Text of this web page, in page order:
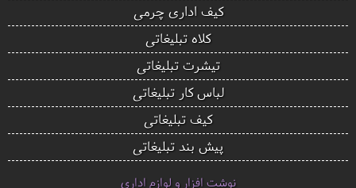
کیف اداری چرمی
کلاه تبلیغاتی
تیشرت تبلیغاتی
لباس کار تبلیغاتی
کیف تبلیغاتی
پیش بند تبلیغاتی
نوشت افزار و لوازم اداری